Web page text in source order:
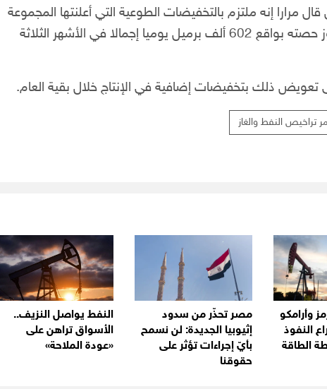
مرارا إنه ملتزم بالتخفيضات الطوعية التي أعلنتها المجموعة
في البداية في 2023، لكنه ضخ ما يتجاوز حصته بواقع 602 ألف برميل يوميا إجمالا في الأشهر الثلاثة
ذلك بتخفيضات إضافية في الإنتاج خلال بقية العام.
تراخيص النفط والغاز
وأرامكو
النفوذ
الطاقة
مصر تحذّر من سدود
إثيوبيا الجديدة: لن نسمح
بأيّ إجراءات تؤثر على
حقوقنا
النفط يواصل النزيف..
الأسواق تراهن على
«عودة الملاحة»